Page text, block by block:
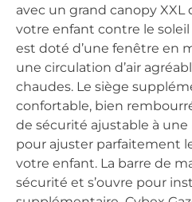
avec un grand canopy
votre enfant contre le
est doté d’une fenêtre en
une circulation d’air
chaudes. Le siège
confortable, bien
de sécurité ajustable à une
pour ajuster parfaitement
votre enfant. La barre de
sécurité et s’ouvre pour